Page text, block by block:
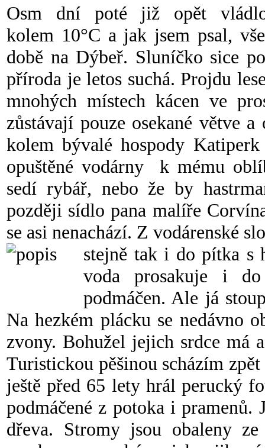
Osm dní poté již opět
kolem 10°C a jak jsem psal,
době na Dýbeř. Sluníčko sice
příroda je letos suchá. Projdu
mnohých místech kácen ve
zůstávají pouze osekané větve
kolem bývalé hospody
opuštěné vodárny k mému
sedí rybář, nebo že by
později sídlo pana malíře
se asi nenachází. Z vodárenské
stejně tak i do pítka s
voda prosakuje i
podmáčen. Ale já
Na hezkém plácku se nedávno
zvony. Bohužel jejich srdce má
Turistickou pěšinou scházím
ještě před 65 lety hrál perucký
podmáčené z potoka i pramenů.
dřeva. Stromy jsou obaleny ze